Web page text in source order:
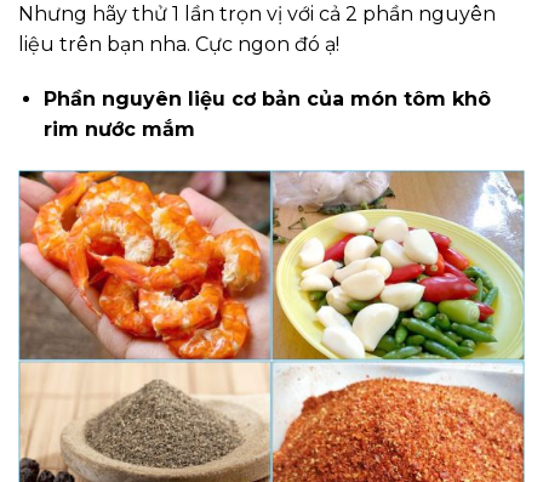
Nhưng hãy thử 1 lần trọn vị với cả 2 phần nguyên
liệu trên bạn nha. Cực ngon đó ạ!
Phần nguyên liệu cơ bản của món tôm khô
rim nước mắm